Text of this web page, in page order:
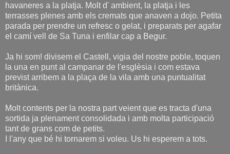
havaneres a la platja. Molt d' ambient, la platja i les
terrasses plenes amb els cremats que anaven a dojo. Petita
parada per prendre un refresc o gelat, i preparats per agafar
el camí vell de Sa Tuna i enfilar cap a Begur.
Ja hi som! divisem el Castell, vigia del nostre poble, toquen
la una en punt al campanar de l'esglèsia i com estava
previst arribem a la plaça de la vila amb una puntualitat
britànica.
Molt contents per la nostra part veient que es tracta d'una
sortida ja plenament consolidada i amb molta participació
tant de grans com de petits.
I l'any que bé hi tornarem si voleu. Us hi esperem a tots.